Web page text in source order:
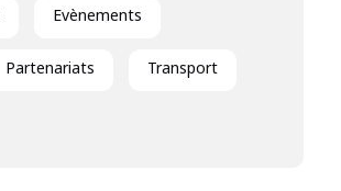
Evènements
Partenariats Transport